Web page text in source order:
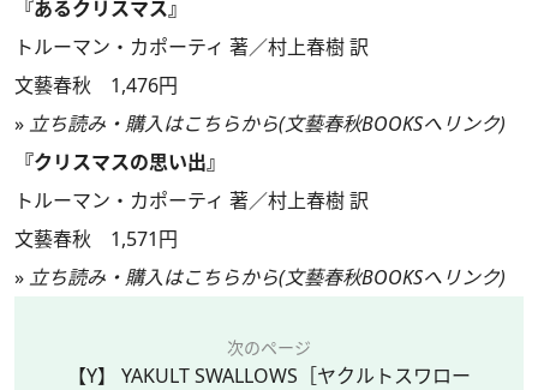
『あるクリスマス』
トルーマン・カポーティ 著／村上春樹 訳
文藝春秋 1,476円
» 立ち読み・購入はこちらから(文藝春秋BOOKSへリンク)
『クリスマスの思い出』
トルーマン・カポーティ 著／村上春樹 訳
文藝春秋 1,571円
» 立ち読み・購入はこちらから(文藝春秋BOOKSへリンク)
次のページ
【Y】 YAKULT SWALLOWS［ヤクルトスワロー